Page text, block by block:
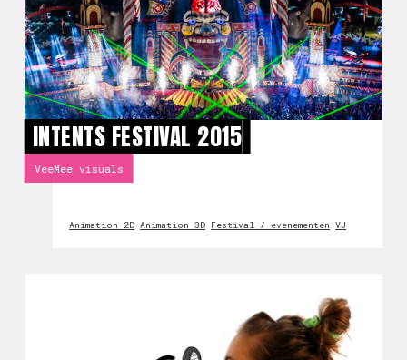
INTENTS FESTIVAL 2015
VeeMee visuals
Animation 2D Animation 3D Festival / evenementen VJ